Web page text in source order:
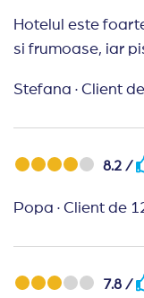
Hotelul este
si frumoase, iar
Stefana · Client
8.2 /
Popa · Client de
7.8 /